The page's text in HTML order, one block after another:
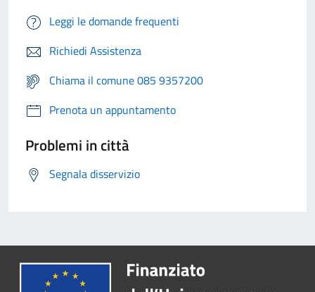
Leggi le domande frequenti
Richiedi Assistenza
Chiama il comune 085 9357200
Prenota un appuntamento
Problemi in città
Segnala disservizio